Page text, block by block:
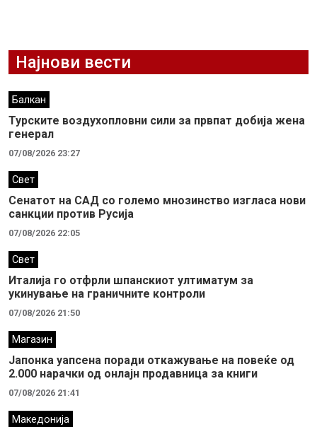
Најнови вести
Балкан
Турските воздухопловни сили за првпат добија жена
генерал
07/08/2026 23:27
Свет
Сенатот на САД со големо мнозинство изгласа нови
санкции против Русија
07/08/2026 22:05
Свет
Италија го отфрли шпанскиот ултиматум за
укинување на граничните контроли
07/08/2026 21:50
Магазин
Јапонка уапсена поради откажување на повеќе од
2.000 нарачки од онлајн продавница за книги
07/08/2026 21:41
Македонија